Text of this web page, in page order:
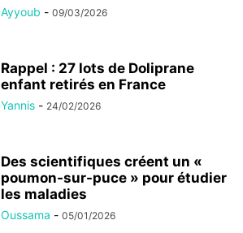
Ayyoub - 09/03/2026
Rappel : 27 lots de Doliprane
enfant retirés en France
Yannis - 24/02/2026
Des scientifiques créent un «
poumon-sur-puce » pour étudier
les maladies
Oussama - 05/01/2026